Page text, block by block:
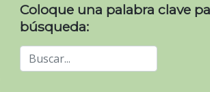
Coloque una palabra clave
búsqueda: